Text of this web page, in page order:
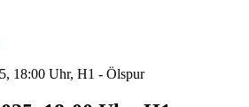
18:00 Uhr, H1 - Ölspur